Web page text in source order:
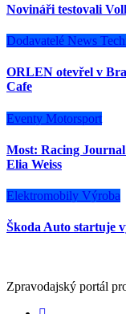
Novináři testovali
Dodavatelé News
ORLEN otevřel v
Cafe
Eventy Motorsport
Most: Racing
Elia Weiss
Elektromobily Výroba
Škoda Auto startuje
Zpravodajský portál